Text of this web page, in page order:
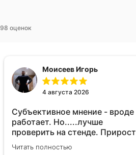
оценок
Моисеев Игорь
4 августа 2026
Субъективное мнение - вроде
работает. Но.....лучше
проверить на стенде. Прирост
10-12% "на глаз" уловить очень
сложно. Покатаюсь, потом
Читать полностью